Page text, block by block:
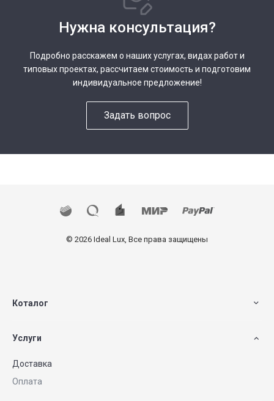
Нужна консультация?
Подробно расскажем о наших услугах, видах работ и
типовых проектах, рассчитаем стоимость и подготовим
индивидуальное предложение!
Задать вопрос
© 2026 Ideal Lux, Все права защищены
Коталог
Услуги
Доставка
Оплата